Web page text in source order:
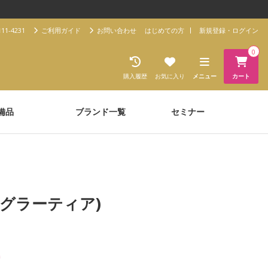
4231 ご利用ガイド お問い合わせ はじめての方 新規登録・ログイン
カート
0
メニュー
お気に入り
購入履歴
品 ブランド一覧 セミナー
ラーティア)